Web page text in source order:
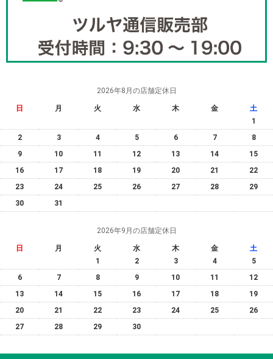
2026年8月の店舗定休日
日 月 火 水 木 金
土
1
2
3 4 5 6 7
8
9
10 11 12 13 14
15
16
17 18 19 20 21
22
23
24 25 26 27 28
29
30
31
2026年9月の店舗定休日
日 月 火 水 木 金
土
1
2 3 4
5
6
7 8 9 10 11
12
13
14 15 16 17 18
19
20
21 22 23 24 25
26
27
28 29 30